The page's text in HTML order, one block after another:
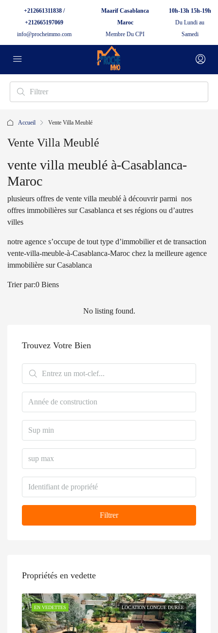
+212661311838 /
+212665197069
info@procheimmo.com
Maarif Casablanca
Maroc
Membre Du CPI
10h-13h 15h-19h
Du Lundi au
Samedi
Accueil Vente Villa Meublé
Vente Villa Meublé
vente villa meublé à-Casablanca-
Maroc
plusieurs offres de vente villa meublé à découvrir parmi nos
offres immobilières sur Casablanca et ses régions ou d’autres
villes
notre agence s’occupe de tout type d’immobilier et de transaction
vente-villa-meuble-à-Casablanca-Maroc chez la meilleure agence
immobilière sur Casablanca
0 Biens
Trier par:
No listing found.
Trouvez Votre Bien
Filtrer
Propriétés en vedette
LOCATION LONGUE DURÉE
EN VEDETTES